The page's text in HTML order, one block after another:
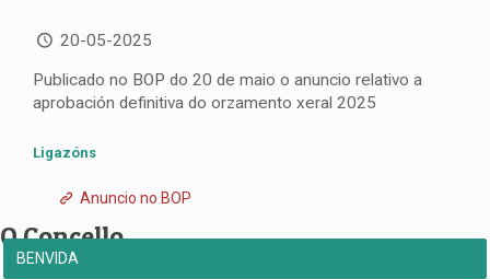
20-05-2025
Publicado no BOP do 20 de maio o anuncio relativo a
aprobación definitiva do orzamento xeral 2025
Ligazóns
Anuncio no BOP
O Concello
BENVIDA